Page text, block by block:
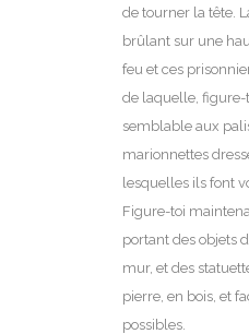
de tourner la tête.
brûlant sur une
feu et ces
de laquelle, figure-
semblable aux
marionnettes
lesquelles ils font
Figure-toi
portant des objets
mur, et des
pierre, en bois, et
possibles.